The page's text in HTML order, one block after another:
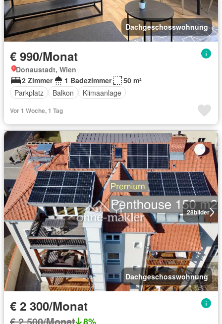
Dachgeschosswohnung
€ 990/Monat
Donaustadt, Wien
2 Zimmer
1 Badezimmer
50 m²
Parkplatz
Balkon Klimaanlage
Vor 1 Woche, 1 Tag
28bilder
Dachgeschosswohnung
€ 2 300/Monat
8%